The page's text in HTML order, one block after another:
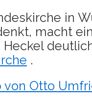
in
macht
Heckel
.
von Otto